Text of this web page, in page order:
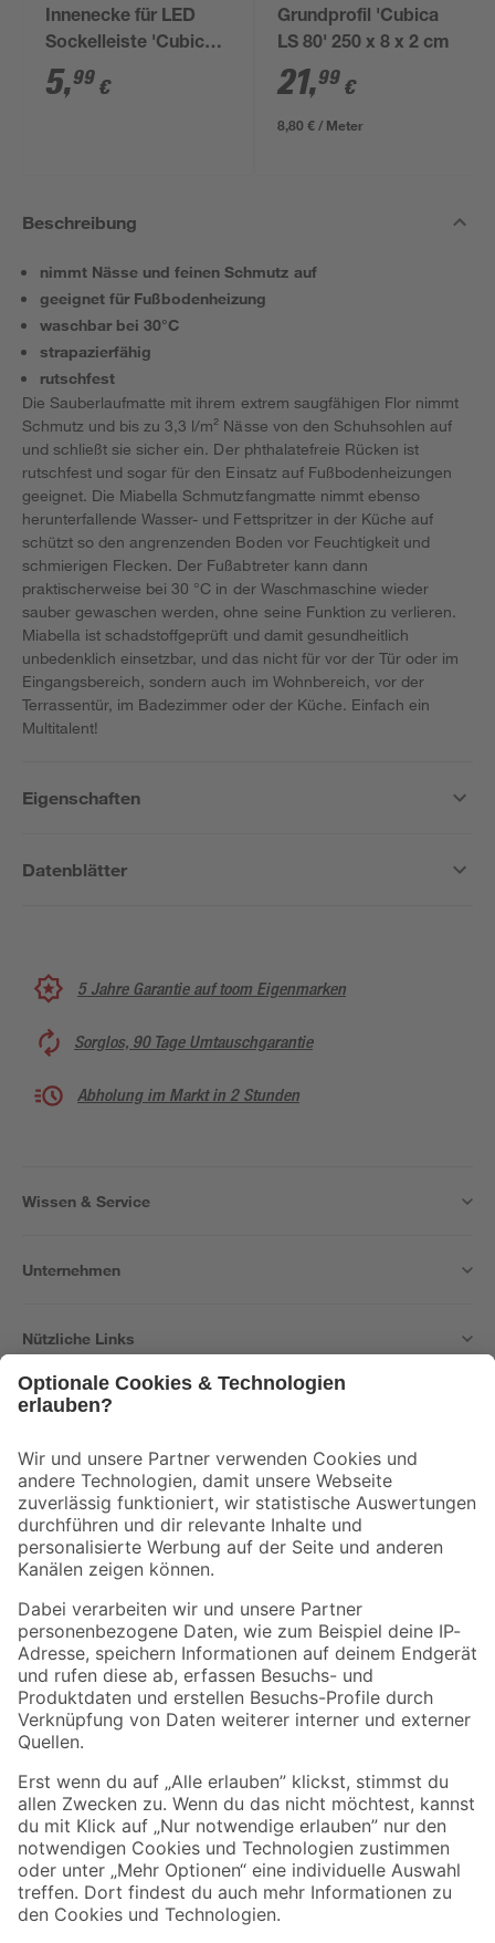
Innenecke für LED
Sockelleiste 'Cubica
LS 80' anthrazit
5,99 €
Grundprofil 'Cubica
LS 80' 250 x 8 x 2 cm
21,99 €
8,80 € / Meter
Beschreibung
nimmt Nässe und feinen Schmutz auf
geeignet für Fußbodenheizung
waschbar bei 30°C
strapazierfähig
rutschfest
Die Sauberlaufmatte mit ihrem extrem saugfähigen Flor nimmt
Schmutz und bis zu 3,3 l/m² Nässe von den Schuhsohlen auf
und schließt sie sicher ein. Der phthalatefreie Rücken ist
rutschfest und sogar für den Einsatz auf Fußbodenheizungen
geeignet. Die Miabella Schmutzfangmatte nimmt ebenso
herunterfallende Wasser- und Fettspritzer in der Küche auf
schützt so den angrenzenden Boden vor Feuchtigkeit und
schmierigen Flecken. Der Fußabtreter kann dann
praktischerweise bei 30 °C in der Waschmaschine wieder
sauber gewaschen werden, ohne seine Funktion zu verlieren.
Miabella ist schadstoffgeprüft und damit gesundheitlich
unbedenklich einsetzbar, und das nicht für vor der Tür oder im
Eingangsbereich, sondern auch im Wohnbereich, vor der
Terrassentür, im Badezimmer oder der Küche. Einfach ein
Multitalent!
Eigenschaften
Datenblätter
5 Jahre Garantie auf toom Eigenmarken
Sorglos, 90 Tage Umtauschgarantie
Abholung im Markt in 2 Stunden
Wissen & Service
Unternehmen
Nützliche Links
Der toom Newsletter: Keine Angebote und Aktionen mehr verpassen!
Zur Newsletter Anmeldung
Folge uns
Zahlungsarten Versandarten
Sicher einkaufen
Jetzt die toom-App herunterladen